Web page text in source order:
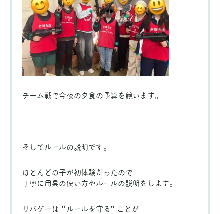
チーム戦で今夜の夕食の予算を競います。
そしてルールの説明です。
ほとんどの子が初体験だったので
丁寧に用具の使い方やルールの説明をします。
サバゲーは “ルールを守る” ことが